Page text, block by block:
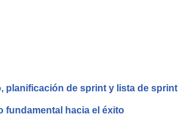
planificación de sprint y lista de sprint
fundamental hacia el éxito